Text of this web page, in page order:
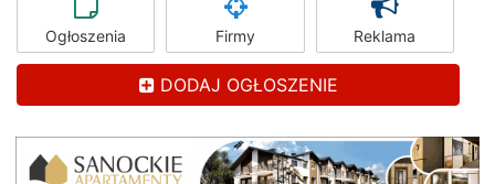
Ogłoszenia Firmy Reklama
DODAJ OGŁOSZENIE